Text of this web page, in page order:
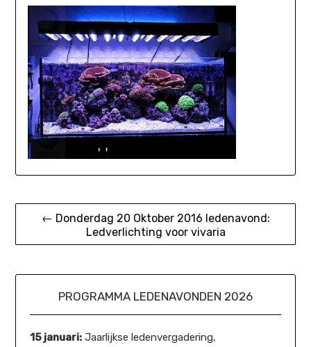
Bericht
navigatie
← Donderdag 20 Oktober 2016 ledenavond:
Ledverlichting voor vivaria
PROGRAMMA LEDENAVONDEN 2026
15 januari: Jaarlijkse ledenvergadering,